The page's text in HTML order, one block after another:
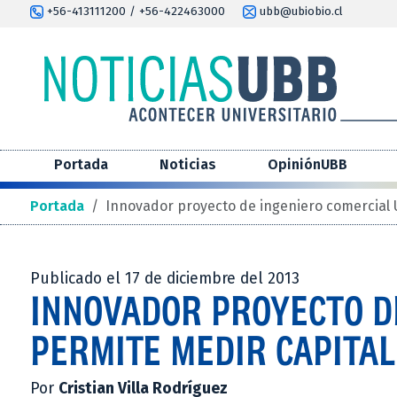
+56-413111200 / +56-422463000 ubb@ubiobio.cl
Portada Noticias OpiniónUBB
Portada / Innovador proyecto de ingeniero comercial
Publicado el 17 de diciembre del 2013
INNOVADOR PROYECTO
PERMITE MEDIR
Por Cristian Villa Rodríguez